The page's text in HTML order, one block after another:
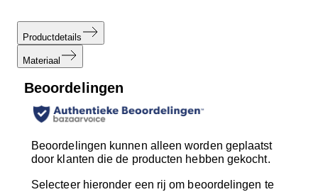
Productdetails
Materiaal
Beoordelingen
Beoordelingen kunnen alleen worden geplaatst
door klanten die de producten hebben gekocht.
Selecteer hieronder een rij om beoordelingen te